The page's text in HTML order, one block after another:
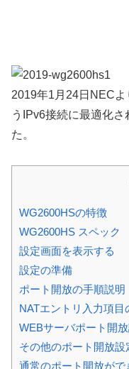
2019年1月24日NEC
うIPv6接続に最適化
た。
WG2600HSの特徴
WG2600HS スペック
設定画面を表示する
設定の準備
ポート開放の手順説明
NATエントリ入力項目
WEBサーバポート開
その他のポート開放設
通常のポート開放が